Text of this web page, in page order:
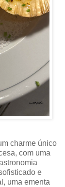
charme único
com uma
e
uma ementa